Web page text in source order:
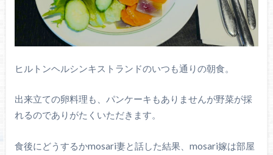
ヒルトンヘルシンキストランドのいつも通りの朝食。
出来立ての卵料理も、パンケーキもありませんが野菜が採
れるのでありがたくいただきます。
食後にどうするかmosari妻と話した結果、mosari嫁は部屋